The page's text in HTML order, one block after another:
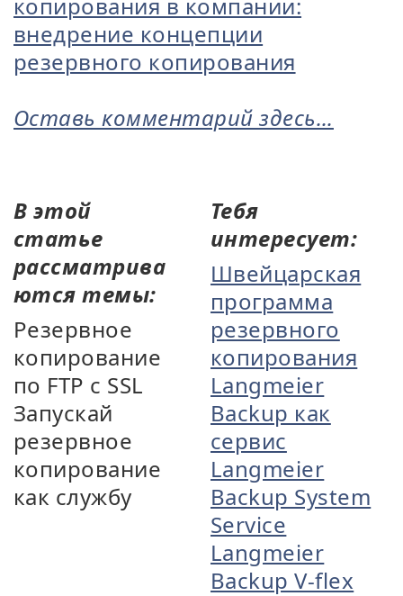
внедрение концепции
резервного копирования
Оставь комментарий здесь...
В этой
статье
рассматрива
ются темы:
Резервное
копирование
по FTP с SSL
Запускай
резервное
копирование
как службу
Тебя
интересует:
Швейцарская
программа
резервного
копирования
Langmeier
Backup как
сервис
Langmeier
Backup System
Service
Langmeier
Backup V-flex